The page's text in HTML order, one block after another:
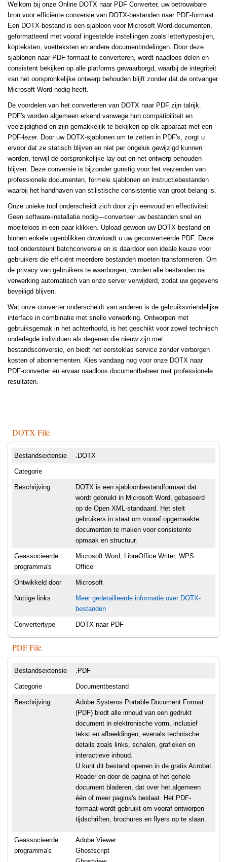
Welkom bij onze Online DOTX naar PDF Converter, uw betrouwbare
bron voor efficiënte conversie van DOTX-bestanden naar PDF-formaat.
Een DOTX-bestand is een sjabloon voor Microsoft Word-documenten,
geformatteerd met vooraf ingestelde instellingen zoals lettertypestijlen,
kopteksten, voetteksten en andere documentindelingen. Door deze
sjablonen naar PDF-formaat te converteren, wordt naadloos delen en
consistent bekijken op alle platforms gewaarborgd, waarbij de integriteit
van het oorspronkelijke ontwerp behouden blijft zonder dat de ontvanger
Microsoft Word nodig heeft.
De voordelen van het converteren van DOTX naar PDF zijn talrijk.
PDF's worden algemeen erkend vanwege hun compatibiliteit en
veelzijdigheid en zijn gemakkelijk te bekijken op elk apparaat met een
PDF-lezer. Door uw DOTX-sjablonen om te zetten in PDF's, zorgt u
ervoor dat ze statisch blijven en niet per ongeluk gewijzigd kunnen
worden, terwijl de oorspronkelijke lay-out en het ontwerp behouden
blijven. Deze conversie is bijzonder gunstig voor het verzenden van
professionele documenten, formele sjablonen en instructiebestanden
waarbij het handhaven van stilistische consistentie van groot belang is.
Onze unieke tool onderscheidt zich door zijn eenvoud en effectiviteit.
Geen software-installatie nodig—converteer uw bestanden snel en
moeiteloos in een paar klikken. Upload gewoon uw DOTX-bestand en
binnen enkele ogenblikken downloadt u uw geconverteerde PDF. Deze
tool ondersteunt batchconversie en is daardoor een ideale keuze voor
gebruikers die efficiënt meerdere bestanden moeten transformeren. Om
de privacy van gebruikers te waarborgen, worden alle bestanden na
verwerking automatisch van onze server verwijderd, zodat uw gegevens
beveiligd blijven.
Wat onze converter onderscheidt van anderen is de gebruiksvriendelijke
interface in combinatie met snelle verwerking. Ontworpen met
gebruiksgemak in het achterhoofd, is het geschikt voor zowel technisch
onderlegde individuen als degenen die nieuw zijn met
bestandsconversie, en biedt het eersteklas service zonder verborgen
kosten of abonnementen. Kies vandaag nog voor onze DOTX naar
PDF-converter en ervaar naadloos documentbeheer met professionele
resultaten.
DOTX File
Bestandsextensie .DOTX
Categorie
Beschrijving
DOTX is een sjabloonbestandformaat dat
wordt gebruikt in Microsoft Word, gebaseerd
op de Open XML-standaard. Het stelt
gebruikers in staat om vooraf opgemaakte
documenten te maken voor consistente
opmaak en structuur.
Geassocieerde
programma's
Microsoft Word, LibreOffice Writer, WPS
Office
Ontwikkeld door Microsoft
Nuttige links
Meer gedetailleerde informatie over DOTX-
bestanden
Convertertype DOTX naar PDF
PDF File
Bestandsextensie .PDF
Categorie Documentbestand
Beschrijving
Adobe Systems Portable Document Format
(PDF) biedt alle inhoud van een gedrukt
document in elektronische vorm, inclusief
tekst en afbeeldingen, evenals technische
details zoals links, schalen, grafieken en
interactieve inhoud.
U kunt dit bestand openen in de gratis Acrobat
Reader en door de pagina of het gehele
document bladeren, dat over het algemeen
één of meer pagina's beslaat. Het PDF-
formaat wordt gebruikt om vooraf ontworpen
tijdschriften, brochures en flyers op te slaan.
Geassocieerde
programma's
Adobe Viewer
Ghostscript